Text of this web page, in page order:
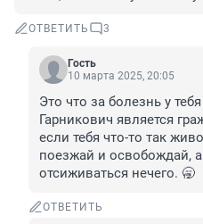
ОТВЕТИТЬ 3
Гость
10 марта 2025, 20:05
Это что за болезнь у
Гарникович является
если тебя что-то так
поезжай и освобождай,
отсиживаться нечего. 🥱
ОТВЕТИТЬ